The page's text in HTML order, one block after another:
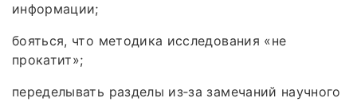
информации;
бояться, что методика исследования «не
прокатит»;
переделывать разделы из‑за замечаний научного